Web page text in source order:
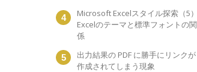
Microsoft Excelスタイル探索（5）
Excelのテーマと標準フォントの関
係
出力結果の PDF に勝手にリンクが
作成されてしまう現象